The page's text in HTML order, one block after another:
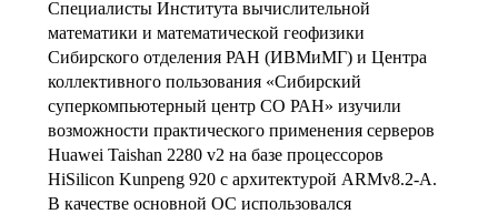
Специалисты Института вычислительной
математики и математической геофизики
Сибирского отделения РАН (ИВМиМГ) и Центра
коллективного пользования «Сибирский
суперкомпьютерный центр СО РАН» изучили
возможности практического применения серверов
Huawei Taishan 2280 v2 на базе процессоров
HiSilicon Kunpeng 920 с архитектурой ARMv8.2-A.
В качестве основной ОС использовался